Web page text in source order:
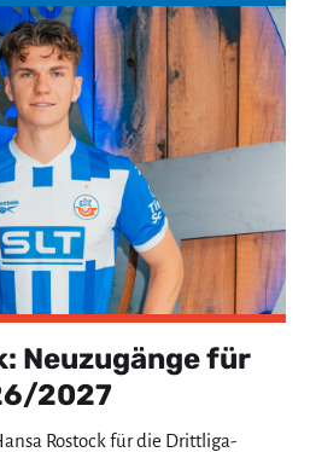
Neuzugänge für
2027
Rostock für die Drittliga-